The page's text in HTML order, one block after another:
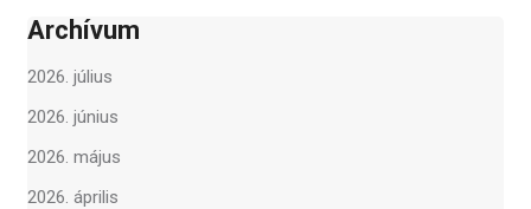
Archívum
2026. július
2026. június
2026. május
2026. április